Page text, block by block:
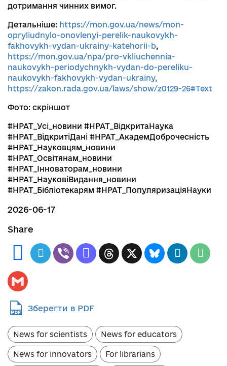
дотримання чинних вимог.
Детальніше: https://mon.gov.ua/news/mon-
opryliudnylo-onovlenyi-perelik-naukovykh-
fakhovykh-vydan-ukrainy-katehorii-b,
https://mon.gov.ua/npa/pro-vkliuchennia-
naukovykh-periodychnykh-vydan-do-pereliku-
naukovykh-fakhovykh-vydan-ukrainy,
https://zakon.rada.gov.ua/laws/show/z0129-26#Text
Фото: скріншот
#НРАТ_Усі_новини #НРАТ_ВідкритаНаука
#НРАТ_ВідкритіДані #НРАТ_АкадемДоброчесність
#НРАТ_Науковцям_новини
#НРАТ_Освітянам_новини
#НРАТ_Інноваторам_новини
#НРАТ_НауковіВидання_новини
#НРАТ_Бібліотекарям #НРАТ_ПопуляризаціяНауки
2026-06-17
Share
Зберегти в PDF
News for scientists News for educators
News for innovators For librarians